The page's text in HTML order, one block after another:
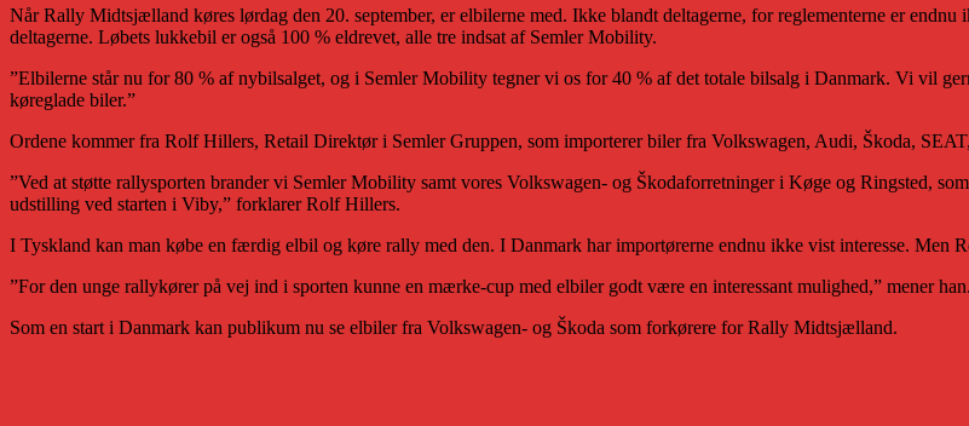
Når Rally Midtsjælland køres lørdag den 20. september, er elbilerne med. Ikke blandt deltagerne, for reglementerne er
deltagerne. Løbets lukkebil er også 100 % eldrevet, alle tre indsat af Semler Mobility.
”Elbilerne står nu for 80 % af nybilsalget, og i Semler Mobility tegner vi os for 40 % af det totale bilsalg i Danmark. Vi vil
køreglade biler.”
Ordene kommer fra Rolf Hillers, Retail Direktør i Semler Gruppen, som importerer biler fra Volkswagen, Audi, Škoda,
”Ved at støtte rallysporten brander vi Semler Mobility samt vores Volkswagen- og Škodaforretninger i Køge og Ringsted,
udstilling ved starten i Viby,” forklarer Rolf Hillers.
I Tyskland kan man købe en færdig elbil og køre rally med den. I Danmark har importørerne endnu ikke vist interesse. Men
”For den unge rallykører på vej ind i sporten kunne en mærke-cup med elbiler godt være en interessant mulighed,” mener han.
Som en start i Danmark kan publikum nu se elbiler fra Volkswagen- og Škoda som forkørere for Rally Midtsjælland.